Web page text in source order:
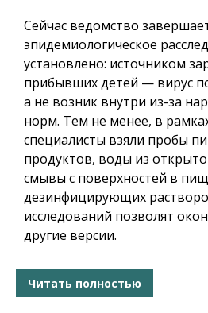
Сейчас ведомство
эпидемиологическое
установлено: источником
прибывших детей — вирус
а не возник внутри из-за
норм. Тем не менее, в
специалисты взяли пробы
продуктов, воды из
смывы с поверхностей в
дезинфицирующих
исследований позволят
другие версии.
Читать полностью